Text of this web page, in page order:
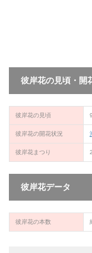
彼岸花の見頃・開
彼岸花の見頃
彼岸花の開花状況
彼岸花まつり
彼岸花データ
彼岸花の本数